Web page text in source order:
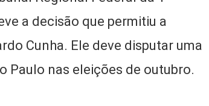
a decisão que permitiu a
Cunha. Ele deve disputar uma
Paulo nas eleições de outubro.